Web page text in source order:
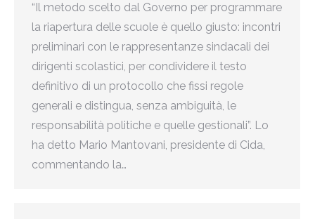
“Il metodo scelto dal Governo per programmare
la riapertura delle scuole è quello giusto: incontri
preliminari con le rappresentanze sindacali dei
dirigenti scolastici, per condividere il testo
definitivo di un protocollo che fissi regole
generali e distingua, senza ambiguità, le
responsabilità politiche e quelle gestionali”. Lo
ha detto Mario Mantovani, presidente di Cida,
commentando la…